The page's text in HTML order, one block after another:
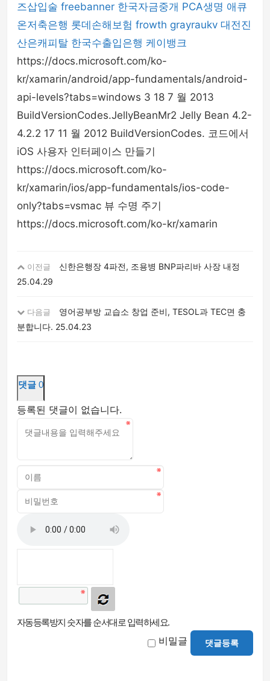
즈삽입술 freebanner 한국자금중개 PCA생명 애큐
온저축은행 롯데손해보험 frowth grayraukv 대전진
산은캐피탈 한국수출입은행 케이뱅크
https://docs.microsoft.com/ko-
kr/xamarin/android/app-fundamentals/android-
api-levels?tabs=windows 3 18 7 월 2013
BuildVersionCodes.JellyBeanMr2 Jelly Bean 4.2-
4.2.2 17 11 월 2012 BuildVersionCodes. 코드에서
iOS 사용자 인터페이스 만들기
https://docs.microsoft.com/ko-
kr/xamarin/ios/app-fundamentals/ios-code-
only?tabs=vsmac 뷰 수명 주기
https://docs.microsoft.com/ko-kr/xamarin
이전글
신한은행장 4파전, 조용병 BNP파리바 사장 내정
25.04.29
다음글
영어공부방 교습소 창업 준비, TESOL과 TEC면 충
분합니다. 25.04.23
댓글 0
등록된 댓글이 없습니다.
자동등록방지 숫자를 순서대로 입력하세요.
비밀글 댓글등록